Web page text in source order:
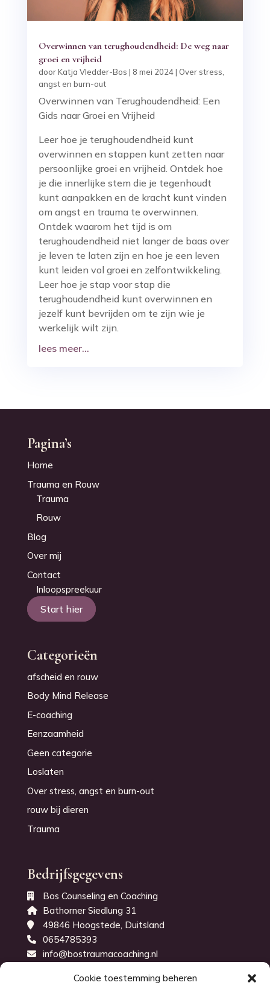
Cookie toestemming beheren
Overwinnen van terughoudendheid: De weg naar
groei en vrijheid
doorKatja Vledder-Bos | 8 mei 2024| Over stress,
angst en burn-out
Overwinnen van Terughoudendheid: Een
Gids naar Groei en Vrijheid
Leer hoe je terughoudendheid kunt
overwinnen en stappen kunt zetten naar
persoonlijke groei en vrijheid. Ontdek hoe
je die innerlijke stem die je tegenhoudt
kunt aanpakken en de kracht kunt vinden
om angst en trauma te overwinnen.
Ontdek waarom het tijd is om
terughoudendheid niet langer de baas over
je leven te laten zijn en hoe je een leven
kunt leiden vol groei en zelfontwikkeling.
Leer hoe je stap voor stap die
terughoudendheid kunt overwinnen en
jezelf kunt bevrijden om te zijn wie je
werkelijk wilt zijn.
lees meer...
Pagina’s
Home
Trauma en Rouw
Trauma
Rouw
Blog
Over mij
Contact
Inloopspreekuur
Start hier
Categorieën
afscheid en rouw
Body Mind Release
E-coaching
Eenzaamheid
Geen categorie
Loslaten
Over stress, angst en burn-out
rouw bij dieren
Trauma
Bedrijfsgegevens
Bos Counseling en Coaching
Bathorner Siedlung 31
49846 Hoogstede, Duitsland
0654785393
info@bostraumacoaching.nl
KvK-nummer: 71843914